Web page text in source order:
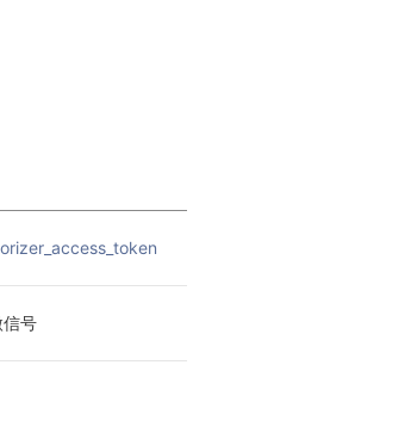
信号